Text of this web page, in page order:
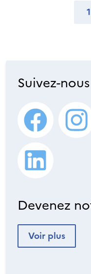
1
Suivez-nous
Devenez
Voir plus